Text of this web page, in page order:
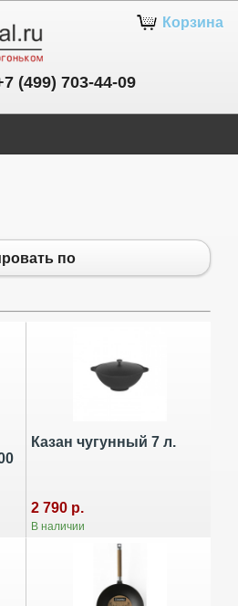
Корзина
(499) 703-44-09
по
Казан чугунный 7 л.
2 790 р.
В наличии